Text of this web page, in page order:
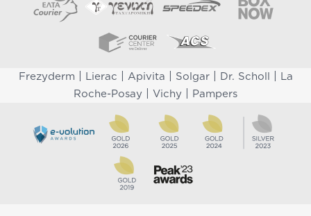
Frezyderm Lierac Apivita Solgar| Dr. Scholl
La
Roche-Posay
Vichy Pampers